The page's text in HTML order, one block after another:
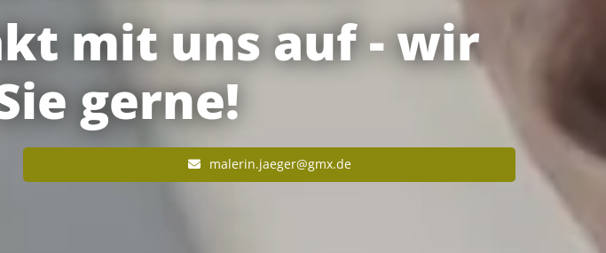
mit uns auf - wir
gerne!
malerin.jaeger@gmx.de